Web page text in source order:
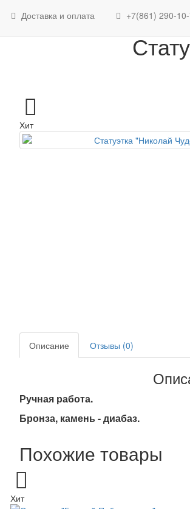
Доставка и оплата +7(861) 290-
Хит
Описание
Отзывы (0)
Ручная работа.
Бронза, камень - диабаз.
Похожие товары
Хит